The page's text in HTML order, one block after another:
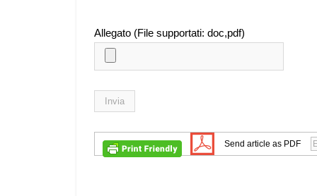
Allegato (File supportati: doc,pdf)
Send article as PDF